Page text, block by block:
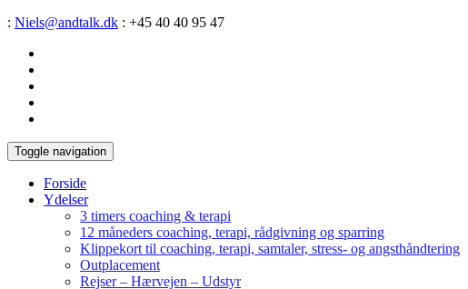
: Niels@andtalk.dk : +45 40 40 95 47
Toggle navigation
Forside
Ydelser
3 timers coaching & terapi
12 måneders coaching, terapi, rådgivning og sparring
Klippekort til coaching, terapi, samtaler, stress- og angsthåndtering
Outplacement
Rejser – Hærvejen – Udstyr